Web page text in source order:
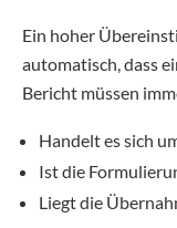
Ein hoher
automatisch, dass
Bericht müssen
Handelt es sich
Ist die
Liegt die